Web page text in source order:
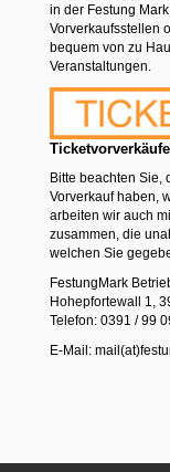
in der Festung
Vorverkaufsstellen
bequem von zu
Veranstaltungen.
Bitte beachten Sie,
Vorverkauf haben,
arbeiten wir auch
zusammen, die
welchen Sie
FestungMark
Hohepfortewall 1,
Telefon: 0391 / 99
E-Mail: